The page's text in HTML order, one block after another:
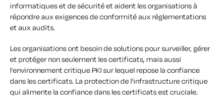
informatiques et de sécurité et aident les organisations à
répondre aux exigences de conformité aux réglementations
et aux audits.
Les organisations ont besoin de solutions pour surveiller, gérer
et protéger non seulement les certificats, mais aussi
l'environnement critique PKI sur lequel repose la confiance
dans les certificats. La protection de l'infrastructure critique
qui alimente la confiance dans les certificats est cruciale.